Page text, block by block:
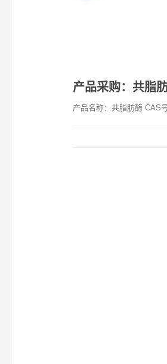
产品采购：共脂
产品名称：共脂肪酶 CAS